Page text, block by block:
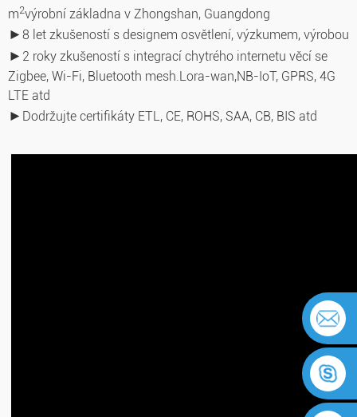
m2výrobní základna v Zhongshan, Guangdong
► 8 let zkušeností s designem osvětlení, výzkumem, výrobou
► 2 roky zkušeností s integrací chytrého internetu věcí se
Zigbee, Wi-Fi, Bluetooth mesh.Lora-wan,NB-IoT, GPRS, 4G
LTE atd
► Dodržujte certifikáty ETL, CE, ROHS, SAA, CB, BIS atd